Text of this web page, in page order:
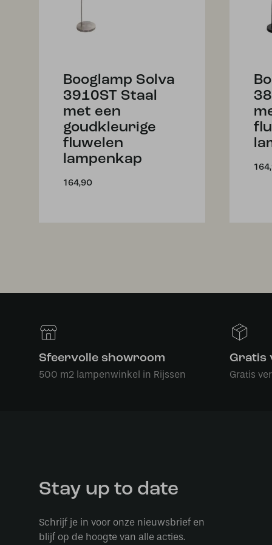
Booglamp Solva
3910ST Staal
met een
goudkleurige
fluwelen
lampenkap
164,90
Sfeervolle showroom
500 m2 lampenwinkel in Rijssen
Gratis
Gratis
Stay up to date
Schrijf je in voor onze nieuwsbrief en
blijf op de hoogte van alle acties.